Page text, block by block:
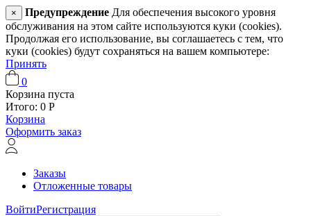
× Предупреждение Для обеспечения высокого уровня
обслуживания на этом сайте используются куки (cookies).
Продолжая его использование, вы соглашаетесь с тем, что
куки (cookies) будут сохраняться на вашем компьютере:
Принять
0
Корзина пуста
Итого: 0 Р
Корзина
Оформить заказ
Заказы
Отложенные товары
ВойтиРегистрация